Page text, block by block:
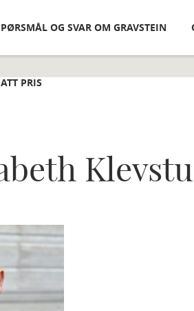
OG SVAR OM GRAVSTEIN
PRIS